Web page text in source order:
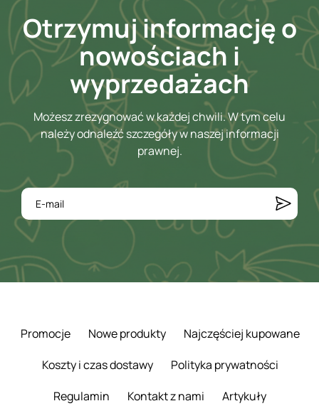
Otrzymuj informację o
nowościach i
wyprzedażach
Możesz zrezygnować w każdej chwili. W tym celu
należy odnaleźć szczegóły w naszej informacji
prawnej.
Promocje Nowe produkty
Najczęściej kupowane
Koszty i czas dostawy
Polityka prywatności
Regulamin
Kontakt z nami Artykuły